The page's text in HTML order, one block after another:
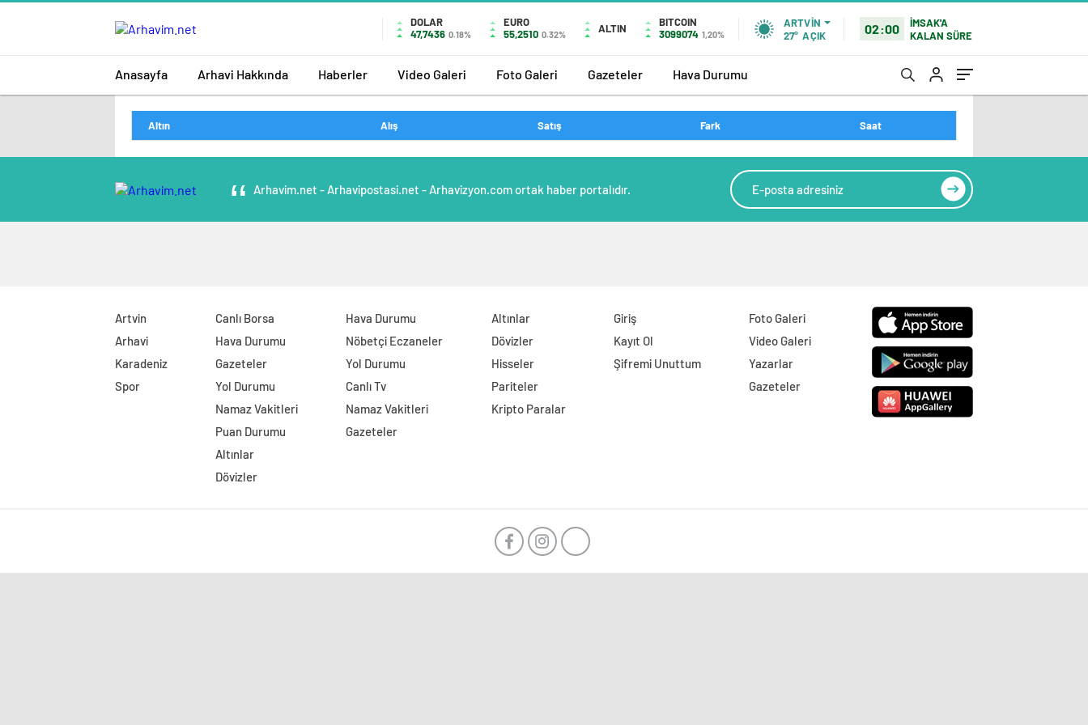
DOLAR
47,7436 0.18%
EURO
55,2510 0.32% ALTIN
BITCOIN
3099074 1,20%
ARTVIN
27° AÇIK 02:00
İMSAK'A
KALAN SÜRE
Anasayfa Arhavi Hakkında Haberler Video Galeri Foto Galeri Gazeteler Hava Durumu
Altın Alış Satış Fark Saat
Arhavim.net - Arhavipostasi.net - Arhavizyon.com ortak haber portalıdır.
Artvin
Arhavi
Karadeniz
Spor
Canlı Borsa
Hava Durumu
Gazeteler
Yol Durumu
Namaz Vakitleri
Puan Durumu
Altınlar
Dövizler
Hava Durumu
Nöbetçi Eczaneler
Yol Durumu
Canlı Tv
Namaz Vakitleri
Gazeteler
Altınlar
Dövizler
Hisseler
Pariteler
Kripto Paralar
Giriş
Kayıt Ol
Şifremi Unuttum
Foto Galeri
Video Galeri
Yazarlar
Gazeteler